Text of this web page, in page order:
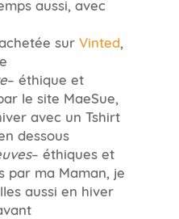
sur Vinted,
– éthique et
le site MaeSue,
avec un Tshirt
dessous
– éthiques et
par ma Maman, je
aussi en hiver